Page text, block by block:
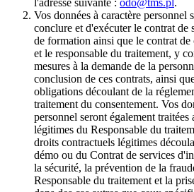
l'adresse suivante : odo@tms.pl.
Vos données à caractère personnel
conclure et d'exécuter le contrat de
de formation ainsi que le contrat
et le responsable du traitement, y
mesures à la demande de la
conclusion de ces contrats, ainsi
obligations découlant de la
traitement du consentement. Vos
personnel seront également traitées
légitimes du Responsable du
droits contractuels légitimes
démo ou du Contrat de services
la sécurité, la prévention de la
Responsable du traitement et la